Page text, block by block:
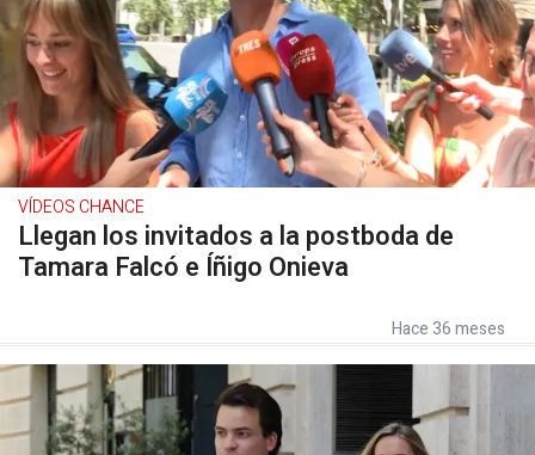
VÍDEOS CHANCE
Llegan los invitados a la postboda de
Tamara Falcó e Íñigo Onieva
Hace 36 meses